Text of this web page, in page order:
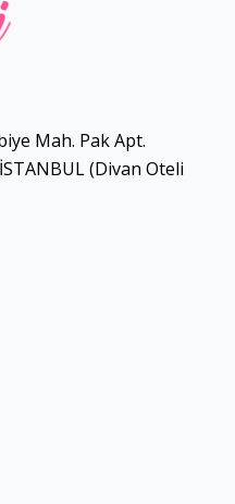
Mah. Pak Apt.
(Divan Oteli